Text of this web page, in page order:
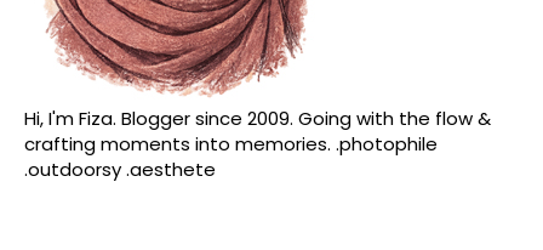
Hi, I'm Fiza. Blogger since 2009. Going with the flow &
crafting moments into memories. .photophile
.outdoorsy .aesthete